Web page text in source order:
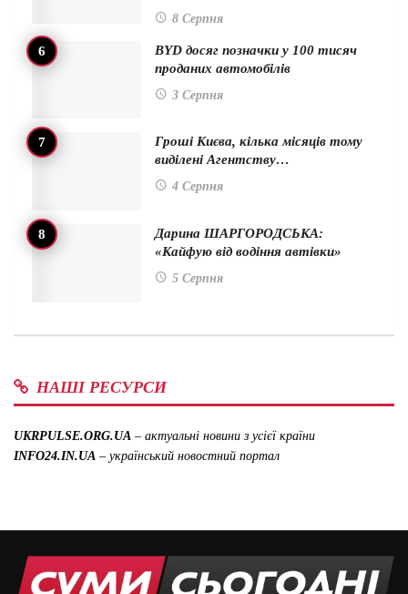
8 Серпня
BYD досяг позначки у 100 тисяч
проданих автомобілів
3 Серпня
Гроші Києва, кілька місяців тому
виділені Агентству…
4 Серпня
Дарина ШАРГОРОДСЬКА:
«Кайфую від водіння автівки»
5 Серпня
НАШІ РЕСУРСИ
UKRPULSE.ORG.UA – актуальні новини з усієї країни
INFO24.IN.UA – український новостний портал